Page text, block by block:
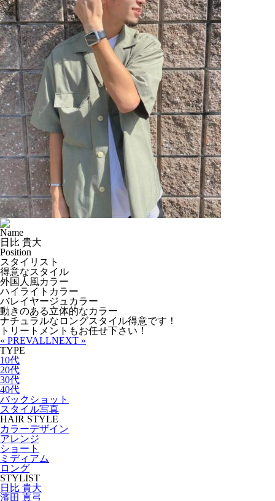
Name
日比 貴大
Position
スタイリスト
得意なスタイル
外国人風カラー
ハイライトカラー
バレイヤージュカラー
動きのある立体的なカラー
ナチュラルなロングスタイル得意です！
トリートメントもお任せ下さい！
« PREVALLNEXT »
TYPE
10代
20代
30代
40代
バックショット
スタイル写真
HAIR STYLE
カラーデザイン
アレンジ
ショート
ミディアム
ロング
STYLIST
日比 貴大
濱田 真弓